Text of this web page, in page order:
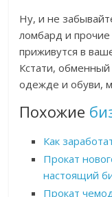
Ну, и не
ломбард и
приживутся в
Кстати,
одежде и обуви,
Похожие
Как
Прокат
настоящий
Прокат